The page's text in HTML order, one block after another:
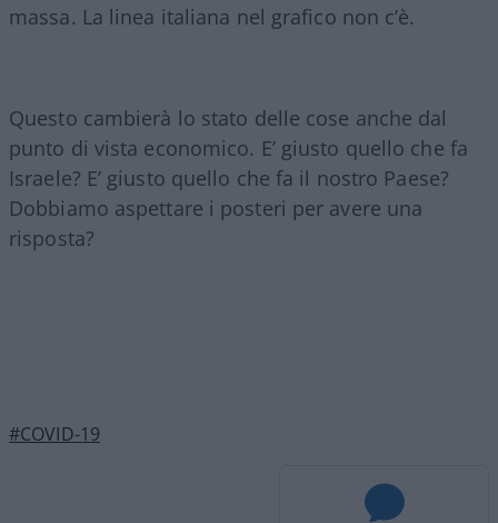
massa. La linea italiana nel grafico non c’è.
Questo cambierà lo stato delle cose anche dal
punto di vista economico. E’ giusto quello che fa
Israele? E’ giusto quello che fa il nostro Paese?
Dobbiamo aspettare i posteri per avere una
risposta?
#COVID-19